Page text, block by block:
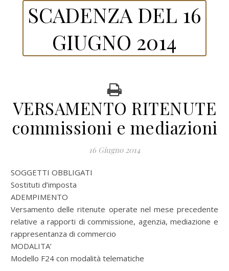
SCADENZA DEL 16
GIUGNO 2014
VERSAMENTO RITENUTE
commissioni e mediazioni
16 Giugno 2014
SOGGETTI OBBLIGATI
Sostituti d’imposta
ADEMPIMENTO
Versamento delle ritenute operate nel mese precedente
relative a rapporti di commissione, agenzia, mediazione e
rappresentanza di commercio
MODALITA’
Modello F24 con modalità telematiche